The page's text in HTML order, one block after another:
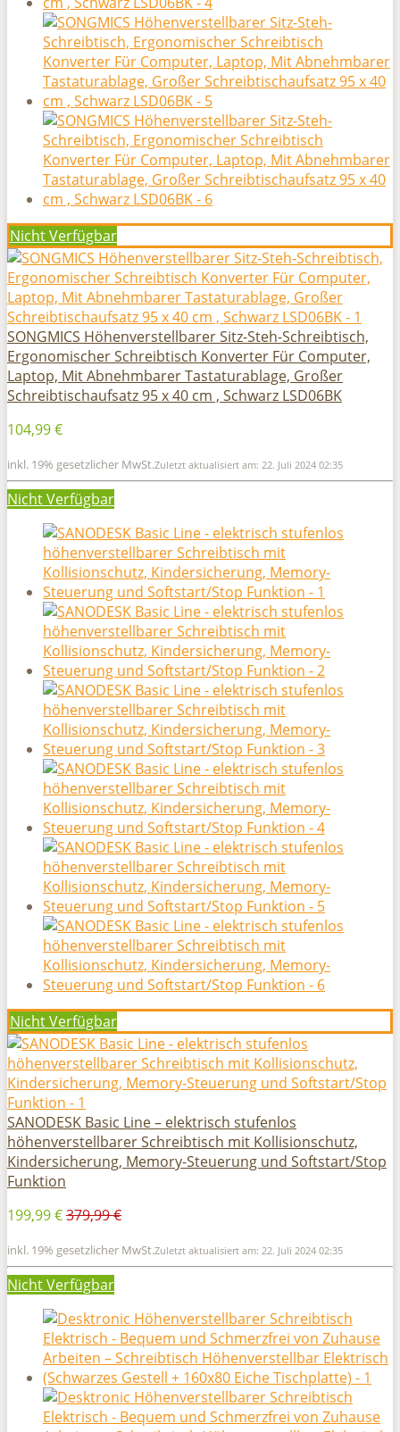
Nicht Verfügbar
SONGMICS Höhenverstellbarer Sitz-Steh-Schreibtisch,
Ergonomischer Schreibtisch Konverter Für Computer,
Laptop, Mit Abnehmbarer Tastaturablage, Großer
Schreibtischaufsatz 95 x 40 cm , Schwarz LSD06BK
104,99 €
inkl. 19% gesetzlicher MwSt.Zuletzt aktualisiert am: 22. Juli 2024 02:35
Nicht Verfügbar
Nicht Verfügbar
SANODESK Basic Line – elektrisch stufenlos
höhenverstellbarer Schreibtisch mit Kollisionschutz,
Kindersicherung, Memory-Steuerung und Softstart/Stop
Funktion
199,99 €379,99 €
inkl. 19% gesetzlicher MwSt.Zuletzt aktualisiert am: 22. Juli 2024 02:35
Nicht Verfügbar